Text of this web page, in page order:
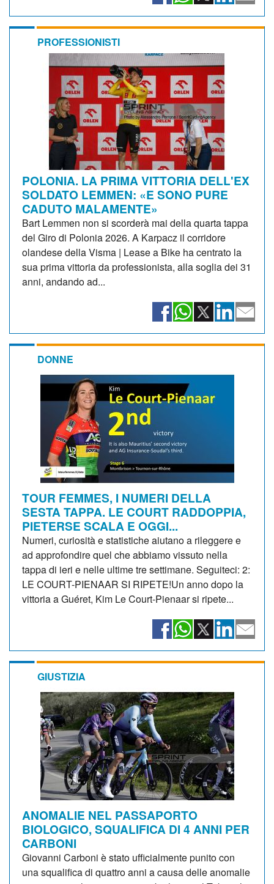
PROFESSIONISTI
POLONIA. LA PRIMA VITTORIA DELL'EX
SOLDATO LEMMEN: «E SONO PURE
CADUTO MALAMENTE»
Bart Lemmen non si scorderà mai della quarta tappa
del Giro di Polonia 2026. A Karpacz il corridore
olandese della Visma | Lease a Bike ha centrato la
sua prima vittoria da professionista, alla soglia dei 31
anni, andando ad...
DONNE
TOUR FEMMES, I NUMERI DELLA
SESTA TAPPA. LE COURT RADDOPPIA,
PIETERSE SCALA E OGGI...
Numeri, curiosità e statistiche aiutano a rileggere e
ad approfondire quel che abbiamo vissuto nella
tappa di ieri e nelle ultime tre settimane. Seguiteci: 2:
LE COURT-PIENAAR SI RIPETE!Un anno dopo la
vittoria a Guéret, Kim Le Court-Pienaar si ripete...
GIUSTIZIA
ANOMALIE NEL PASSAPORTO
BIOLOGICO, SQUALIFICA DI 4 ANNI PER
CARBONI
Giovanni Carboni è stato ufficialmente punito con
una squalifica di quattro anni a causa delle anomalie